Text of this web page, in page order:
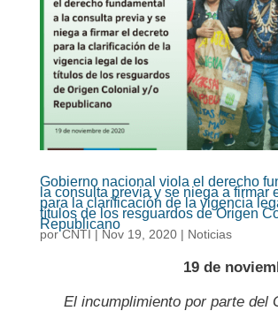
Gobierno nacional viola el derecho
la consulta previa y se niega a firmar
para la clarificación de la vigencia
títulos de los resguardos de Origen
Republicano
porCNTI|Nov 19, 2020| Noticias
19 de
El incumplimiento por parte del